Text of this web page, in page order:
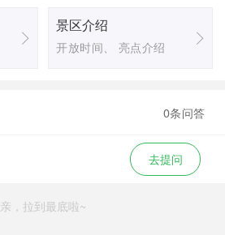
景区介绍
开放时间、 亮点介绍
0条问答
去提问
亲，拉到最底啦~